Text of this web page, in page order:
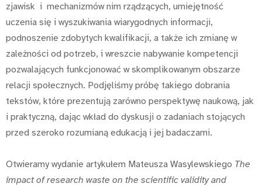
zjawisk i mechanizmów nim rządzących, umiejętność
uczenia się i wyszukiwania wiarygodnych informacji,
podnoszenie zdobytych kwalifikacji, a także ich zmianę w
zależności od potrzeb, i wreszcie nabywanie kompetencji
pozwalających funkcjonować w skomplikowanym obszarze
relacji społecznych. Podjęliśmy próbę takiego dobrania
tekstów, które prezentują zarówno perspektywę naukową, jak
i praktyczną, dając wkład do dyskusji o zadaniach stojących
przed szeroko rozumianą edukacją i jej badaczami.
Otwieramy wydanie artykułem Mateusza Wasylewskiego The
impact of research waste on the scientific validity and